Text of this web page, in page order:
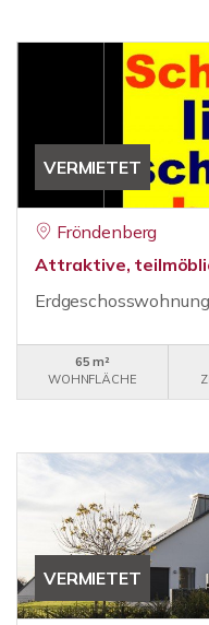
VERMIETET
Fröndenberg
Attraktive,
Erdgeschosswohnung
65 m²
WOHNFLÄCHE
VERMIETET